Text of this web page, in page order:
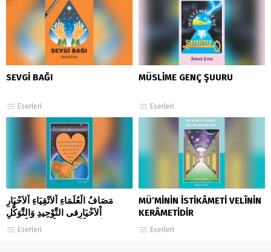
SEVGİ BAĞI
Eserleri
MÜSLİME GENÇ ŞUURU
Eserleri
مَصَافُ الْعُلَمَاءِ اْلاَتْقِيَاءِ اْلاَحْبَارِ
اْلاَخْيَارِفى التَّوْحِيدِ وَالتَّوَكُّلِ
وَالتَّوَسُّلِ بِاْلاَنْبِيَاءِ وَاْلاَوْلِيَاءِ اْلاَبْرَارِ
Eserleri
MÜ’MİNİN İSTİKÂMETİ VELÎNİN
KERÂMETİDİR
Eserleri